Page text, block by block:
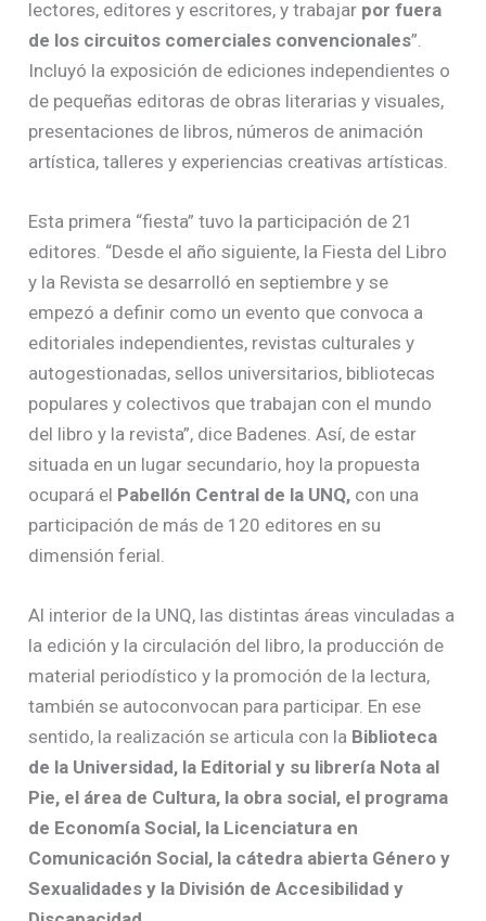
lectores, editores y escritores, y trabajar por fuera
de los circuitos comerciales convencionales”.
Incluyó la exposición de ediciones independientes o
de pequeñas editoras de obras literarias y visuales,
presentaciones de libros, números de animación
artística, talleres y experiencias creativas artísticas.
Esta primera “fiesta” tuvo la participación de 21
editores. “Desde el año siguiente, la Fiesta del Libro
y la Revista se desarrolló en septiembre y se
empezó a definir como un evento que convoca a
editoriales independientes, revistas culturales y
autogestionadas, sellos universitarios, bibliotecas
populares y colectivos que trabajan con el mundo
del libro y la revista”, dice Badenes. Así, de estar
situada en un lugar secundario, hoy la propuesta
ocupará el Pabellón Central de la UNQ, con una
participación de más de 120 editores en su
dimensión ferial.
Al interior de la UNQ, las distintas áreas vinculadas a
la edición y la circulación del libro, la producción de
material periodístico y la promoción de la lectura,
también se autoconvocan para participar. En ese
sentido, la realización se articula con la Biblioteca
de la Universidad, la Editorial y su librería Nota al
Pie, el área de Cultura, la obra social, el programa
de Economía Social, la Licenciatura en
Comunicación Social, la cátedra abierta Género y
Sexualidades y la División de Accesibilidad y